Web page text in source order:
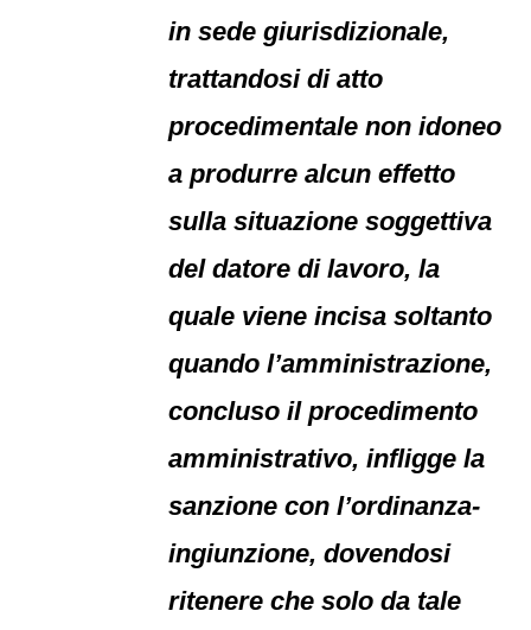
in sede giurisdizionale,
trattandosi di atto
procedimentale non idoneo
a produrre alcun effetto
sulla situazione soggettiva
del datore di lavoro, la
quale viene incisa soltanto
quando l’amministrazione,
concluso il procedimento
amministrativo, infligge la
sanzione con l’ordinanza-
ingiunzione, dovendosi
ritenere che solo da tale